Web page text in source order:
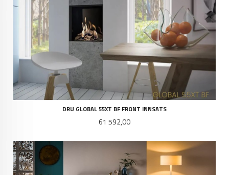
DRU GLOBAL 55XT BF FRONT INNSATS
Pris
61 592,00